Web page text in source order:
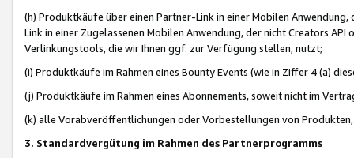
(h) Produktkäufe über einen Partner-Link in einer Mobilen
Link in einer Zugelassenen Mobilen Anwendung, der nicht Creators
Verlinkungstools, die wir Ihnen ggf. zur Verfügung stellen, nutzt;
(i) Produktkäufe im Rahmen eines Bounty Events (wie in Ziffer 4 (a)
(j) Produktkäufe im Rahmen eines Abonnements, soweit nicht im
(k) alle Vorabveröffentlichungen oder Vorbestellungen von
3. Standardvergütung im Rahmen des Partnerprogramms